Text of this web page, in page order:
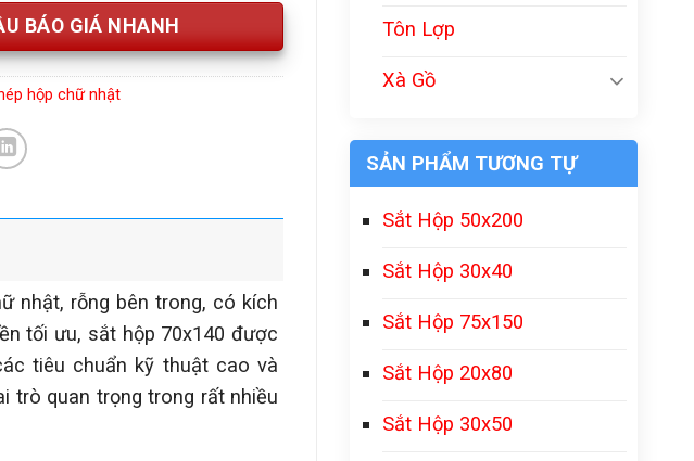
Tôn Lợp
Xà Gồ
SẢN PHẨM TƯƠNG TỰ
Sắt Hộp 50x200
Sắt Hộp 30x40
Sắt Hộp 75x150
Sắt Hộp 20x80
Sắt Hộp 30x50
BÁO GIÁ NHANH
hộp chữ nhật
nhật, rỗng bên trong, có kích
tối ưu, sắt hộp 70x140 được
tiêu chuẩn kỹ thuật cao và
trò quan trọng trong rất nhiều